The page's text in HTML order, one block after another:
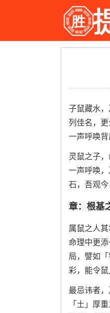
子鼠藏水
列佳名，
一声呼唤背
灵鼠之子
一声呼唤
石，吾观
章：根基
属鼠之人
命理中更
局，譬如
彩，能令鼠
最忌讳者
「土」厚